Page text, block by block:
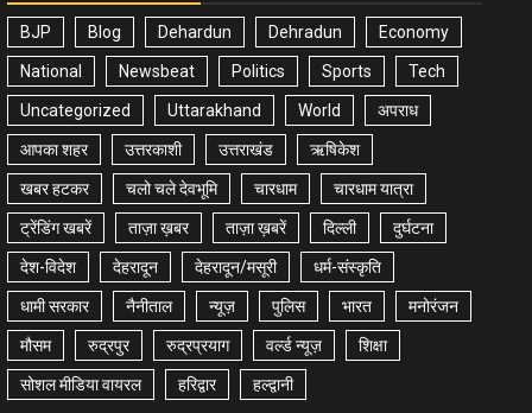
BJP Blog Dehardun Dehradun Economy
National Newsbeat Politics Sports Tech
Uncategorized Uttarakhand World अपराध
आपका शहर उत्तरकाशी उत्तराखंड ऋषिकेश
खबर हटकर चलो चले देवभूमि चारधाम चारधाम यात्रा
ट्रेंडिंग खबरें ताज़ा ख़बर ताज़ा ख़बरें दिल्ली दुर्घटना
देश-विदेश देहरादून देहरादून/मसूरी धर्म-संस्कृति
धामी सरकार नैनीताल न्यूज़ पुलिस भारत मनोरंजन
मौसम रुद्रपुर रुद्रप्रयाग वर्ल्ड न्यूज़ शिक्षा
सोशल मीडिया वायरल हरिद्वार हल्द्वानी